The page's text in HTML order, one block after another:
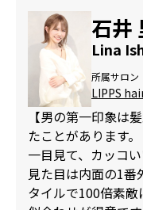
石井
Lina
所属サロン
LIPPS
【男の第一印象は
たことがあります。
一目見て、カッコ
見た目は内面の1番
タイルで100倍素敵